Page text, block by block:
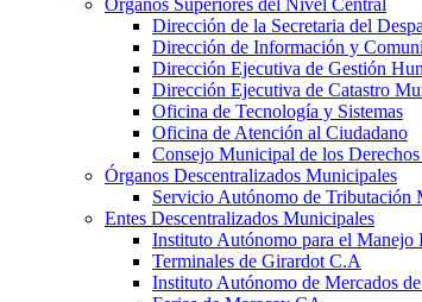
Órganos Superiores del Nivel Central
Dirección de la Secretaria del
Dirección de Información y
Dirección Ejecutiva de Gestión
Dirección Ejecutiva de Catastro
Oficina de Tecnología y Sistemas
Oficina de Atención al Ciudadano
Consejo Municipal de los
Órganos Descentralizados Municipales
Servicio Autónomo de
Entes Descentralizados Municipales
Instituto Autónomo para el Manejo
Terminales de Girardot C.A
Instituto Autónomo de Mercados